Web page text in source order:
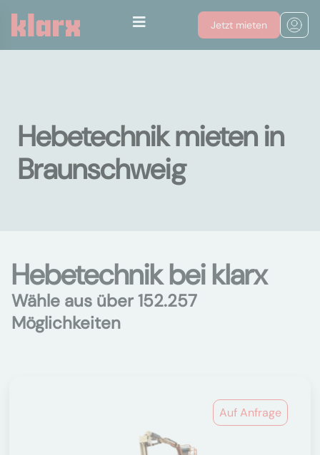
Jetzt mieten
Hebetechnik mieten in
Braunschweig
Hebetechnik bei klarx
Wähle aus über 152.257
Möglichkeiten
Auf Anfrage